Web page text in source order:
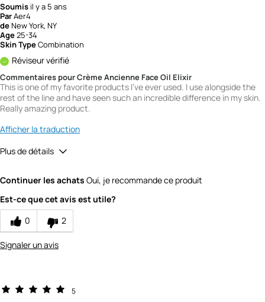
Soumis il y a 5 ans
ParAer4
deNew York, NY
Age25-34
Skin TypeCombination
Réviseur vérifié
Commentaires pour Crème Ancienne Face Oil Elixir
This is one of my favorite products I've ever used. I use alongside the
rest of the line and have seen such an incredible difference in my skin.
Really amazing product.
Afficher la traduction
Plus de détails
Continuer les achats Oui, je recommande ce produit
Est-ce que cet avis est utile?
0
2
Signaler un avis
5